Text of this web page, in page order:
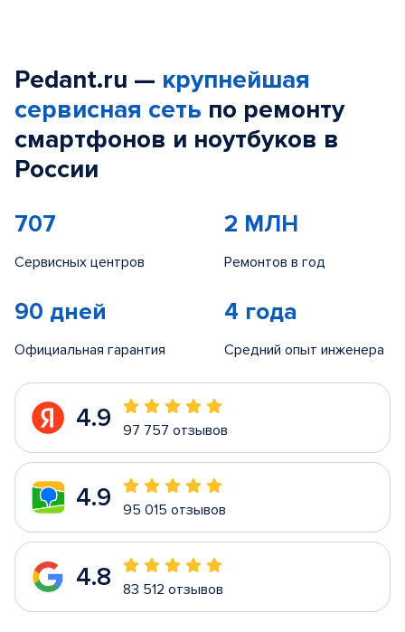
Pedant.ru — крупнейшая
сервисная сеть по ремонту
смартфонов и ноутбуков в
России
707
Сервисных центров
2 МЛН
Ремонтов в год
90 дней
Официальная гарантия
4 года
Средний опыт инженера
4.9 97 757 отзывов
4.9 95 015 отзывов
4.8 83 512 отзывов